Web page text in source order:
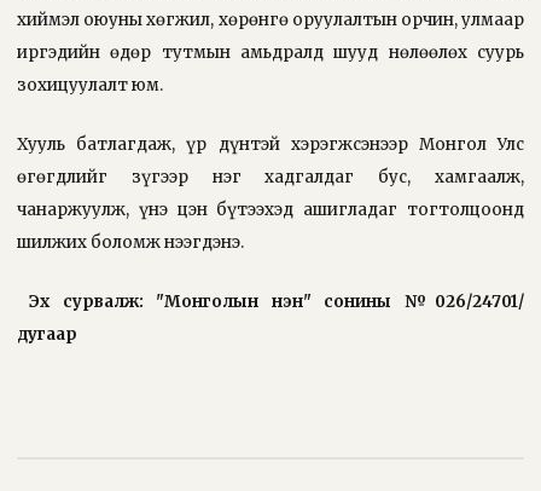
хиймэл оюуны хөгжил, хөрөнгө оруулалтын орчин, улмаар
иргэдийн өдөр тутмын амьдралд шууд нөлөөлөх суурь
зохицуулалт юм.
Хууль батлагдаж, үр дүнтэй хэрэгжсэнээр Монгол Улс
өгөгдлийг зүгээр нэг хадгалдаг бус, хамгаалж,
чанаржуулж, үнэ цэн бүтээхэд ашигладаг тогтолцоонд
шилжих боломж нээгдэнэ.
Эх сурвалж: "Монголын үнэн" сонины №026/24701/
дугаар